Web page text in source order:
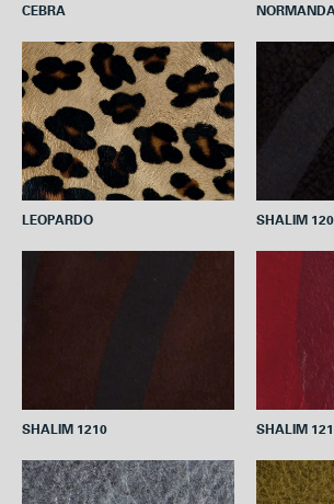
CEBRA NORMANDA
LEOPARDO SHALIM
SHALIM 1210 SHALIM